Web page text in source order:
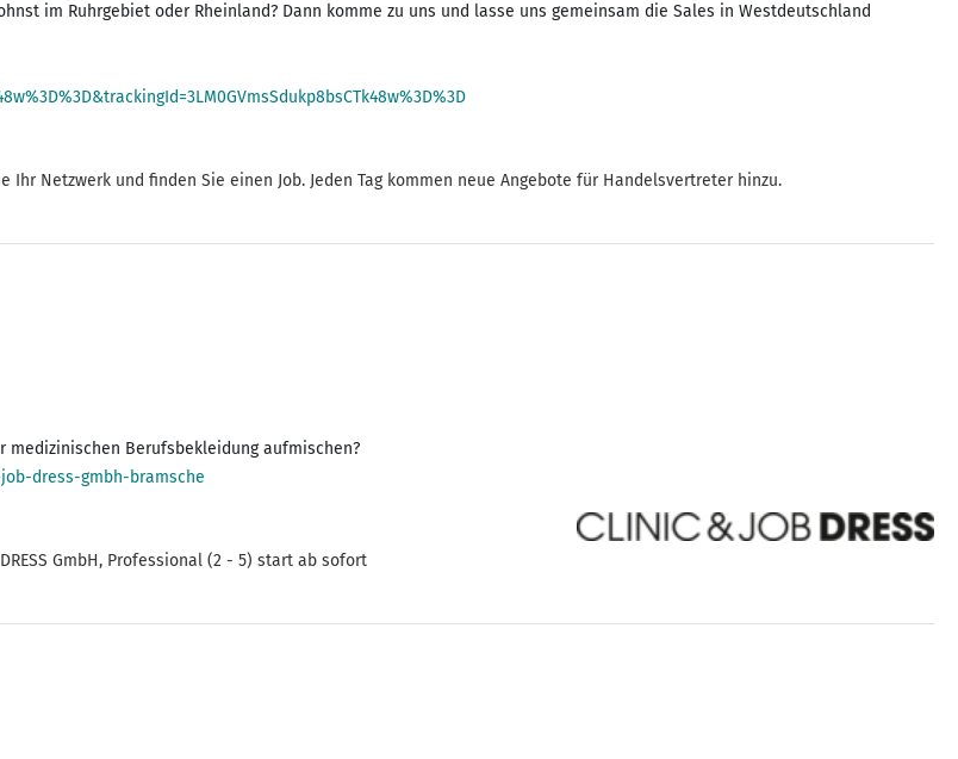
im Ruhrgebiet oder Rheinland? Dann komme zu uns und lasse uns gemeinsam die Sales in Westdeutschland
Netzwerk und finden Sie einen Job. Jeden Tag kommen neue Angebote für Handelsvertreter hinzu.
dress-gmbh-bramsche
GmbH, Professional (2 - 5) start ab sofort